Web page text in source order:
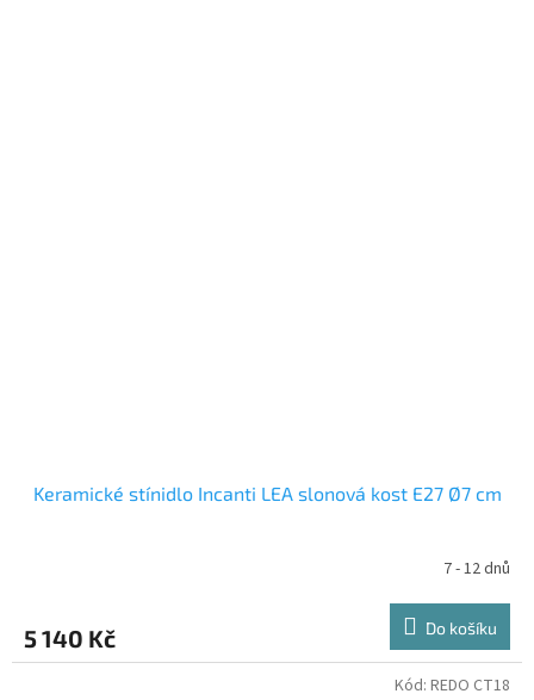
Keramické stínidlo Incanti LEA slonová kost E27 Ø7 cm
7 - 12 dnů
5 140 Kč Do košíku
Kód: REDO CT18